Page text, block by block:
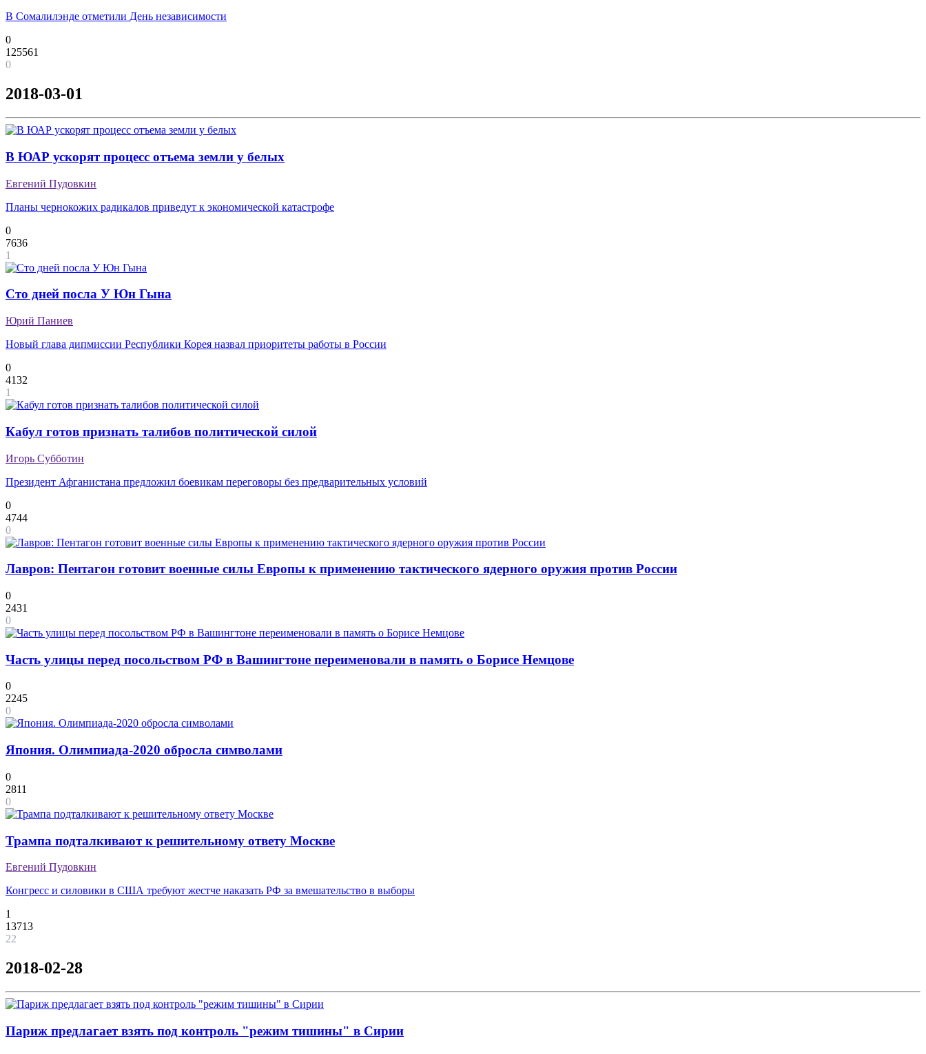
В Сомалилэнде отметили День независимости
0
125561
0
2018-03-01
В ЮАР ускорят процесс отъема земли у белых
Евгений Пудовкин
Планы чернокожих радикалов приведут к экономической катастрофе
0
7636
1
Сто дней посла У Юн Гына
Юрий Паниев
Новый глава дипмиссии Республики Корея назвал приоритеты работы в России
0
4132
1
Кабул готов признать талибов политической силой
Игорь Субботин
Президент Афганистана предложил боевикам переговоры без предварительных условий
0
4744
0
Лавров: Пентагон готовит военные силы Европы к применению тактического ядерного оружия против России
0
2431
0
Часть улицы перед посольством РФ в Вашингтоне переименовали в память о Борисе Немцове
0
2245
0
Япония. Олимпиада-2020 обросла символами
0
2811
0
Трампа подталкивают к решительному ответу Москве
Евгений Пудовкин
Конгресс и силовики в США требуют жестче наказать РФ за вмешательство в выборы
1
13713
22
2018-02-28
Париж предлагает взять под контроль "режим тишины" в Сирии